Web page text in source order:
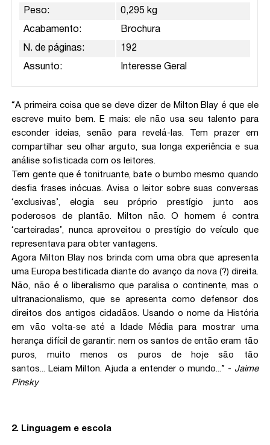
Peso: 0,295 kg
Acabamento: Brochura
N. de páginas: 192
Assunto: Interesse Geral
“A primeira coisa que se deve dizer de Milton Blay é que ele
escreve muito bem. E mais: ele não usa seu talento para
esconder ideias, senão para revelá-las. Tem prazer em
compartilhar seu olhar arguto, sua longa experiência e sua
análise sofisticada com os leitores.
Tem gente que é tonitruante, bate o bumbo mesmo quando
desfia frases inócuas. Avisa o leitor sobre suas conversas
‘exclusivas’, elogia seu próprio prestígio junto aos
poderosos de plantão. Milton não. O homem é contra
‘carteiradas’, nunca aproveitou o prestígio do veículo que
representava para obter vantagens.
Agora Milton Blay nos brinda com uma obra que apresenta
uma Europa bestificada diante do avanço da nova (?) direita.
Não, não é o liberalismo que paralisa o continente, mas o
ultranacionalismo, que se apresenta como defensor dos
direitos dos antigos cidadãos. Usando o nome da História
em vão volta-se até a Idade Média para mostrar uma
herança difícil de garantir: nem os santos de então eram tão
puros, muito menos os puros de hoje são tão
santos... Leiam Milton. Ajuda a entender o mundo...” - Jaime
Pinsky
2. Linguagem e escola